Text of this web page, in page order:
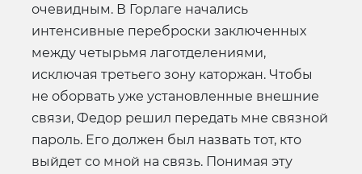
очевидным. В Горлаге начались
интенсивные переброски заключенных
между четырьмя лаготделениями,
исключая третьего зону каторжан. Чтобы
не оборвать уже установленные внешние
связи, Федор решил передать мне связной
пароль. Его должен был назвать тот, кто
выйдет со мной на связь. Понимая эту